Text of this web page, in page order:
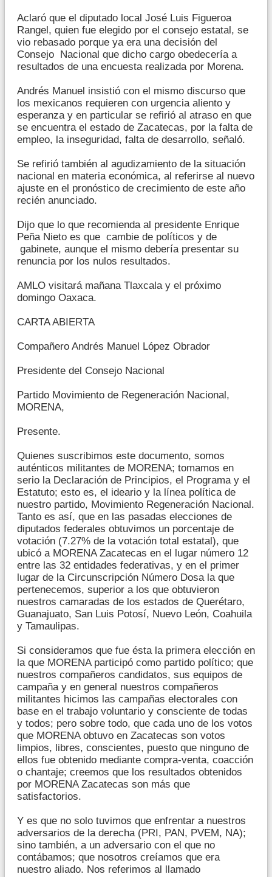
Aclaró que el diputado local José Luis Figueroa
Rangel, quien fue elegido por el consejo estatal, se
vio rebasado porque ya era una decisión del
Consejo Nacional que dicho cargo obedecería a
resultados de una encuesta realizada por Morena.
Andrés Manuel insistió con el mismo discurso que
los mexicanos requieren con urgencia aliento y
esperanza y en particular se refirió al atraso en que
se encuentra el estado de Zacatecas, por la falta de
empleo, la inseguridad, falta de desarrollo, señaló.
Se refirió también al agudizamiento de la situación
nacional en materia económica, al referirse al nuevo
ajuste en el pronóstico de crecimiento de este año
recién anunciado.
Dijo que lo que recomienda al presidente Enrique
Peña Nieto es que cambie de políticos y de
gabinete, aunque el mismo debería presentar su
renuncia por los nulos resultados.
AMLO visitará mañana Tlaxcala y el próximo
domingo Oaxaca.
CARTA ABIERTA
Compañero Andrés Manuel López Obrador
Presidente del Consejo Nacional
Partido Movimiento de Regeneración Nacional,
MORENA,
Presente.
Quienes suscribimos este documento, somos
auténticos militantes de MORENA; tomamos en
serio la Declaración de Principios, el Programa y el
Estatuto; esto es, el ideario y la línea política de
nuestro partido, Movimiento Regeneración Nacional.
Tanto es así, que en las pasadas elecciones de
diputados federales obtuvimos un porcentaje de
votación (7.27% de la votación total estatal), que
ubicó a MORENA Zacatecas en el lugar número 12
entre las 32 entidades federativas, y en el primer
lugar de la Circunscripción Número Dosa la que
pertenecemos, superior a los que obtuvieron
nuestros camaradas de los estados de Querétaro,
Guanajuato, San Luis Potosí, Nuevo León, Coahuila
y Tamaulipas.
Si consideramos que fue ésta la primera elección en
la que MORENA participó como partido político; que
nuestros compañeros candidatos, sus equipos de
campaña y en general nuestros compañeros
militantes hicimos las campañas electorales con
base en el trabajo voluntario y consciente de todas
y todos; pero sobre todo, que cada uno de los votos
que MORENA obtuvo en Zacatecas son votos
limpios, libres, conscientes, puesto que ninguno de
ellos fue obtenido mediante compra-venta, coacción
o chantaje; creemos que los resultados obtenidos
por MORENA Zacatecas son más que
satisfactorios.
Y es que no solo tuvimos que enfrentar a nuestros
adversarios de la derecha (PRI, PAN, PVEM, NA);
sino también, a un adversario con el que no
contábamos; que nosotros creíamos que era
nuestro aliado. Nos referimos al llamado